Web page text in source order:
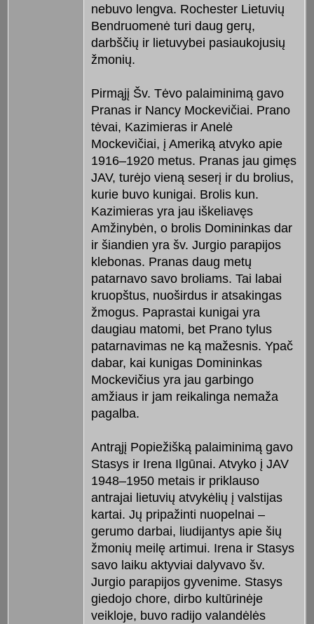
nebuvo lengva. Rochester Lietuvių
Bendruomenė turi daug gerų,
darbščių ir lietuvybei pasiaukojusių
žmonių.
Pirmąjį Šv. Tėvo palaiminimą gavo
Pranas ir Nancy Mockevičiai. Prano
tėvai, Kazimieras ir Anelė
Mockevičiai, į Ameriką atvyko apie
1916–1920 metus. Pranas jau gimęs
JAV, turėjo vieną seserį ir du brolius,
kurie buvo kunigai. Brolis kun.
Kazimieras yra jau iškeliavęs
Amžinybėn, o brolis Domininkas dar
ir šiandien yra šv. Jurgio parapijos
klebonas. Pranas daug metų
patarnavo savo broliams. Tai labai
kruopštus, nuoširdus ir atsakingas
žmogus. Paprastai kunigai yra
daugiau matomi, bet Prano tylus
patarnavimas ne ką mažesnis. Ypač
dabar, kai kunigas Domininkas
Mockevičius yra jau garbingo
amžiaus ir jam reikalinga nemaža
pagalba.
Antrąjį Popiežišką palaiminimą gavo
Stasys ir Irena Ilgūnai. Atvyko į JAV
1948–1950 metais ir priklauso
antrajai lietuvių atvykėlių į valstijas
kartai. Jų pripažinti nuopelnai –
gerumo darbai, liudijantys apie šių
žmonių meilę artimui. Irena ir Stasys
savo laiku aktyviai dalyvavo šv.
Jurgio parapijos gyvenime. Stasys
giedojo chore, dirbo kultūrinėje
veikloje, buvo radijo valandėlės